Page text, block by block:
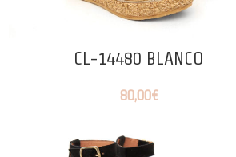
CL-14480 BLANCO
80,00€